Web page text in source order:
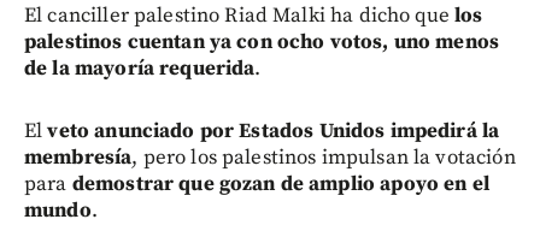
El canciller palestino Riad Malki ha dicho quelos
palestinos cuentan ya con ocho votos, uno menos
de la mayoría requerida.
Elveto anunciado por Estados Unidos impedirá la
membresía, pero los palestinos impulsan la votación
para demostrar que gozan de amplio apoyo en el
mundo.